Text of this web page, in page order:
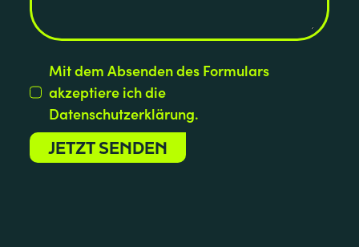
Mit dem Absenden des Formulars
akzeptiere ich die
Datenschutzerklärung.
JETZT SENDEN